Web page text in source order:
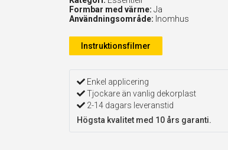
Formbar med värme: Ja
Användningsområde: Inomhus
Instruktionsfilmer
Enkel applicering
Tjockare än vanlig dekorplast
2-14 dagars leveranstid
Högsta kvalitet med 10 års garanti.